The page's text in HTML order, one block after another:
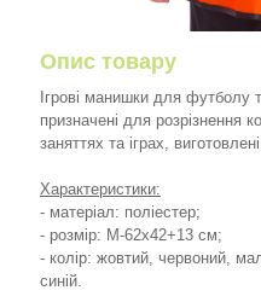
Опис товару
Ігрові манишки для футболу
призначені для розрізнення
заняттях та іграх,
Характеристики:
- матеріал: поліестер;
- розмір: M-62х42+13 см;
- колір: жовтий, червоний,
синій.